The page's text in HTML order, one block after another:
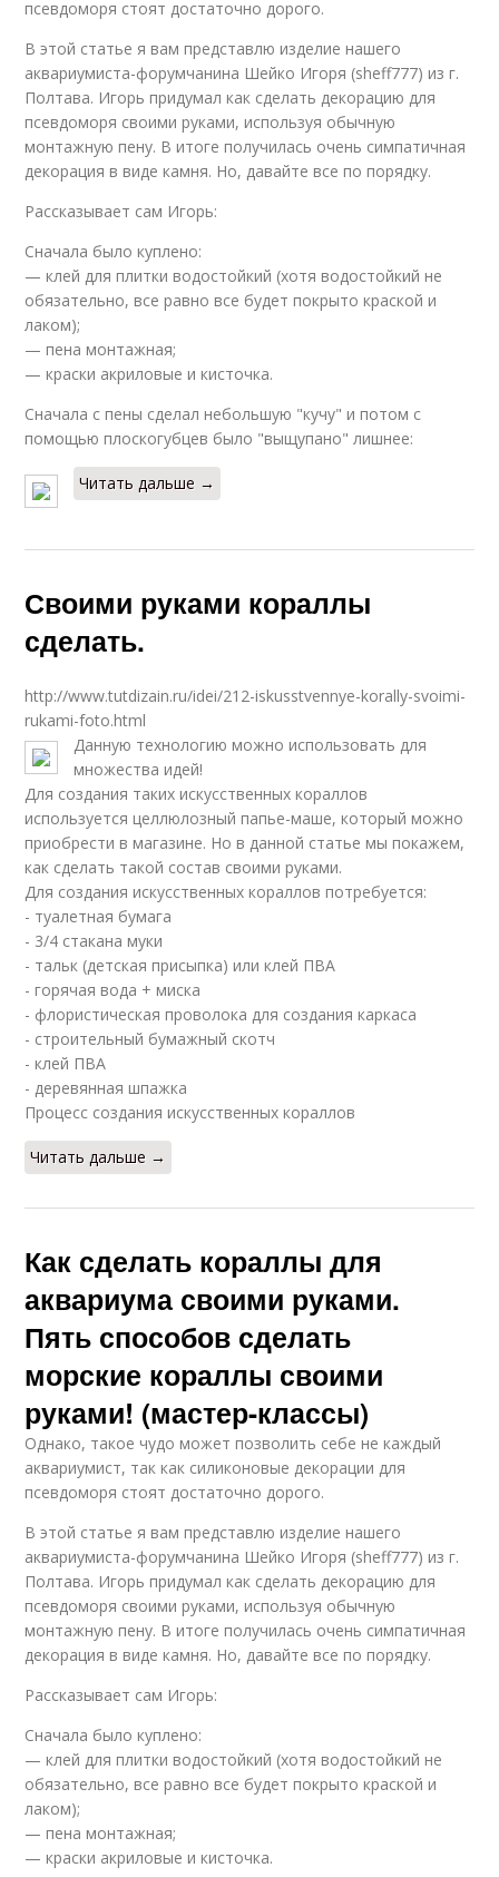
псевдоморя стоят достаточно дорого.
В этой статье я вам представлю изделие нашего
аквариумиста-форумчанина Шейко Игоря (sheff777) из г.
Полтава. Игорь придумал как сделать декорацию для
псевдоморя своими руками, используя обычную
монтажную пену. В итоге получилась очень симпатичная
декорация в виде камня. Но, давайте все по порядку.
Рассказывает сам Игорь:
Сначала было куплено:
— клей для плитки водостойкий (хотя водостойкий не
обязательно, все равно все будет покрыто краской и
лаком);
— пена монтажная;
— краски акриловые и кисточка.
Сначала с пены сделал небольшую "кучу" и потом с
помощью плоскогубцев было "выщупано" лишнее:
Читать дальше →
Своими руками кораллы
сделать.
http://www.tutdizain.ru/idei/212-iskusstvennye-korally-svoimi-
rukami-foto.html
Данную технологию можно использовать для
множества идей!
Для создания таких искусственных кораллов
используется целлюлозный папье-маше, который можно
приобрести в магазине. Но в данной статье мы покажем,
как сделать такой состав своими руками.
Для создания искусственных кораллов потребуется:
- туалетная бумага
- 3/4 стакана муки
- тальк (детская присыпка) или клей ПВА
- горячая вода + миска
- флористическая проволока для создания каркаса
- строительный бумажный скотч
- клей ПВА
- деревянная шпажка
Процесс создания искусственных кораллов
Читать дальше →
Как сделать кораллы для
аквариума своими руками.
Пять способов сделать
морские кораллы своими
руками! (мастер-классы)
Однако, такое чудо может позволить себе не каждый
аквариумист, так как силиконовые декорации для
псевдоморя стоят достаточно дорого.
В этой статье я вам представлю изделие нашего
аквариумиста-форумчанина Шейко Игоря (sheff777) из г.
Полтава. Игорь придумал как сделать декорацию для
псевдоморя своими руками, используя обычную
монтажную пену. В итоге получилась очень симпатичная
декорация в виде камня. Но, давайте все по порядку.
Рассказывает сам Игорь:
Сначала было куплено:
— клей для плитки водостойкий (хотя водостойкий не
обязательно, все равно все будет покрыто краской и
лаком);
— пена монтажная;
— краски акриловые и кисточка.